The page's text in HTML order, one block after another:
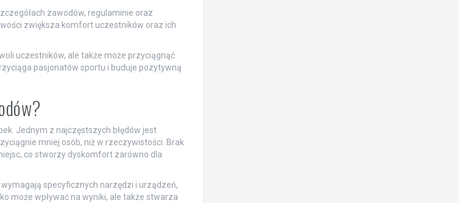
zawodów, regulaminie oraz
zwiększa komfort uczestników oraz ich
uczestników, ale także może przyciągnąć
pasjonatów sportu i buduje pozytywną
Jednym z najczęstszych błędów jest
mniej osób, niż w rzeczywistości. Brak
co stworzy dyskomfort zarówno dla
wymagają specyficznych narzędzi i urządzeń,
może wpływać na wyniki, ale także stwarza